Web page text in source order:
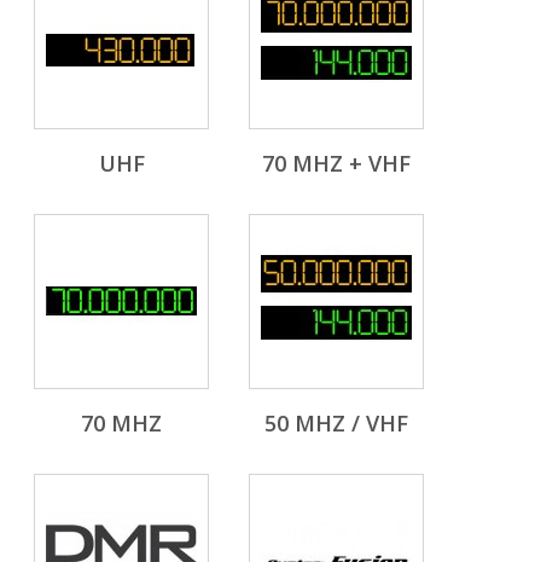
UHF 70 MHZ + VHF
70 MHZ 50 MHZ / VHF